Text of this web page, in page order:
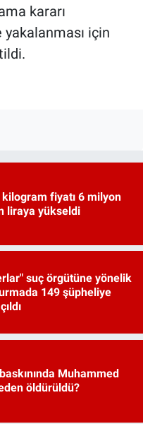
kararı
yakalanması için
kilogram fiyatı 6 milyon
liraya yükseldi
suç örgütüne yönelik
149 şüpheliye
Muhammed
öldürüldü?